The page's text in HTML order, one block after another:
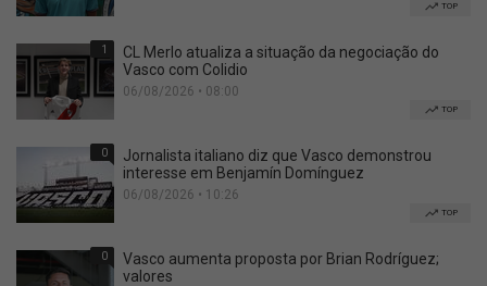
TOP
1
CL Merlo atualiza a situação da negociação do
Vasco com Colidio
06/08/2026 • 08:00
TOP
0
Jornalista italiano diz que Vasco demonstrou
interesse em Benjamín Domínguez
06/08/2026 • 10:26
TOP
0
Vasco aumenta proposta por Brian Rodríguez;
valores